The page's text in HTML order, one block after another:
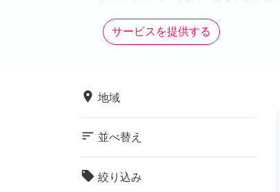
サービスを提供する
place 地域
sort 並べ替え
local_offer 絞り込み